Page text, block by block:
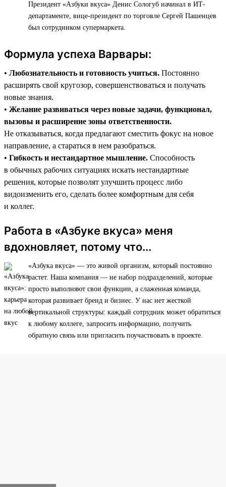
Президент «Азбуки вкуса» Денис Сологуб начинал в ИТ-
департаменте, вице-президент по торговле Сергей Пашенцев
был сотрудником супермаркета.
Формула успеха Варвары:
• Любознательность и готовность учиться. Постоянно
расширять свой кругозор, совершенствоваться и получать
новые знания.
• Желание развиваться через новые задачи, функционал,
вызовы и расширение зоны ответственности.
Не отказываться, когда предлагают сместить фокус на новое
направление, а стараться в нем разобраться.
• Гибкость и нестандартное мышление. Способность
в обычных рабочих ситуациях искать нестандартные
решения, которые позволят улучшить процесс либо
видоизменить его, сделать более комфортным для себя
и коллег.
Работа в «Азбуке вкуса» меня
вдохновляет, потому что...
«Азбука вкуса» — это живой организм, который постоянно
растет. Наша компания — не набор подразделений, которые
просто выполняют свои функции, а слаженная команда,
которая развивает бренд и бизнес. У нас нет жесткой
вертикальной структуры: каждый сотрудник может обратиться
к любому коллеге, запросить информацию, получить
обратную связь или пригласить поучаствовать в проекте.